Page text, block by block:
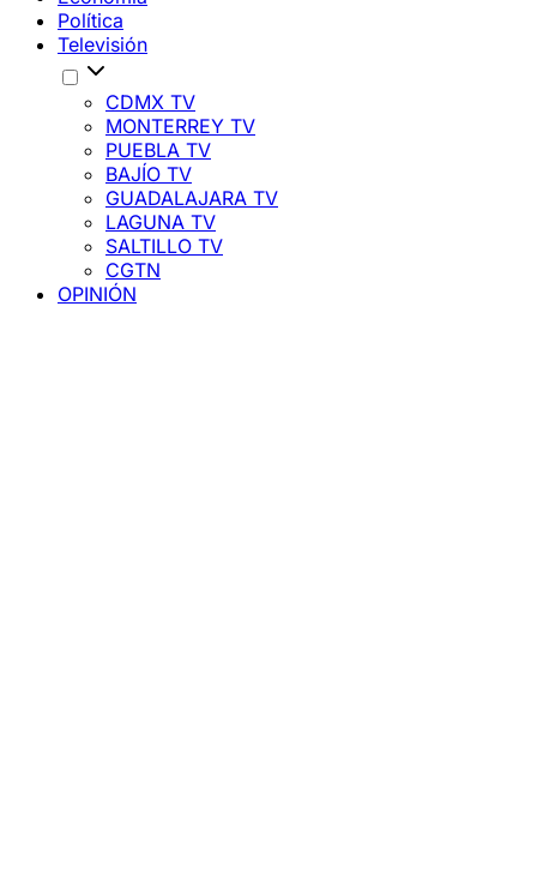
Política
Televisión
CDMX TV
MONTERREY TV
PUEBLA TV
BAJÍO TV
GUADALAJARA TV
LAGUNA TV
SALTILLO TV
CGTN
OPINIÓN